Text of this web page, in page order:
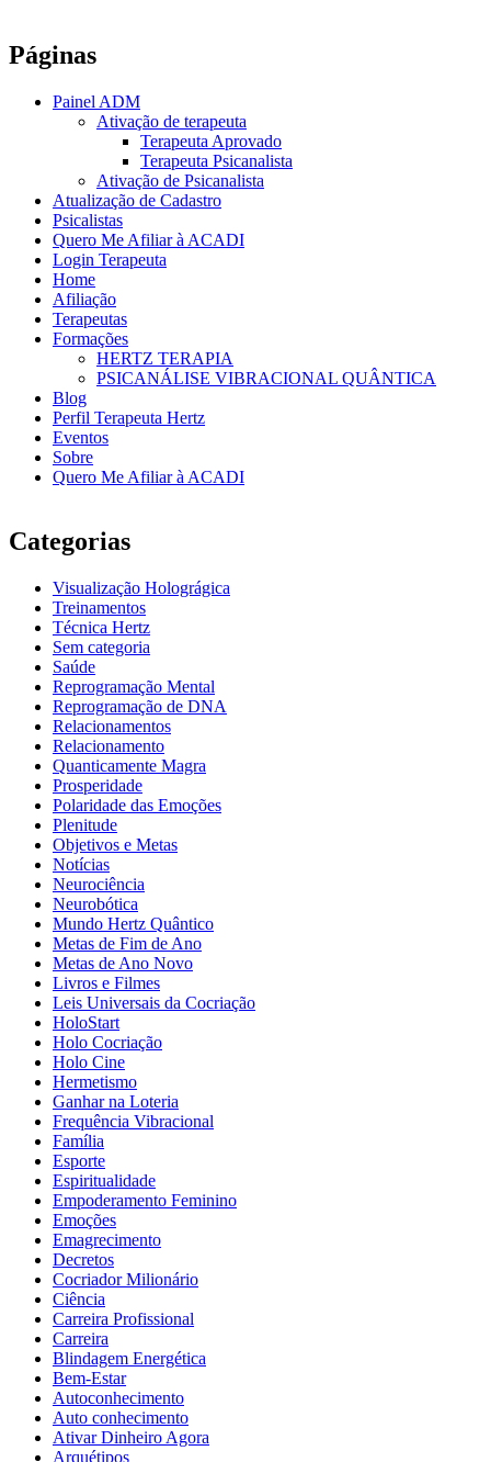
Páginas
Painel ADM
Ativação de terapeuta
Terapeuta Aprovado
Terapeuta Psicanalista
Ativação de Psicanalista
Atualização de Cadastro
Psicalistas
Quero Me Afiliar à ACADI
Login Terapeuta
Home
Afiliação
Terapeutas
Formações
HERTZ TERAPIA
PSICANÁLISE VIBRACIONAL QUÂNTICA
Blog
Perfil Terapeuta Hertz
Eventos
Sobre
Quero Me Afiliar à ACADI
Categorias
Visualização Holográgica
Treinamentos
Técnica Hertz
Sem categoria
Saúde
Reprogramação Mental
Reprogramação de DNA
Relacionamentos
Relacionamento
Quanticamente Magra
Prosperidade
Polaridade das Emoções
Plenitude
Objetivos e Metas
Notícias
Neurociência
Neurobótica
Mundo Hertz Quântico
Metas de Fim de Ano
Metas de Ano Novo
Livros e Filmes
Leis Universais da Cocriação
HoloStart
Holo Cocriação
Holo Cine
Hermetismo
Ganhar na Loteria
Frequência Vibracional
Família
Esporte
Espiritualidade
Empoderamento Feminino
Emoções
Emagrecimento
Decretos
Cocriador Milionário
Ciência
Carreira Profissional
Carreira
Blindagem Energética
Bem-Estar
Autoconhecimento
Auto conhecimento
Ativar Dinheiro Agora
Arquétipos